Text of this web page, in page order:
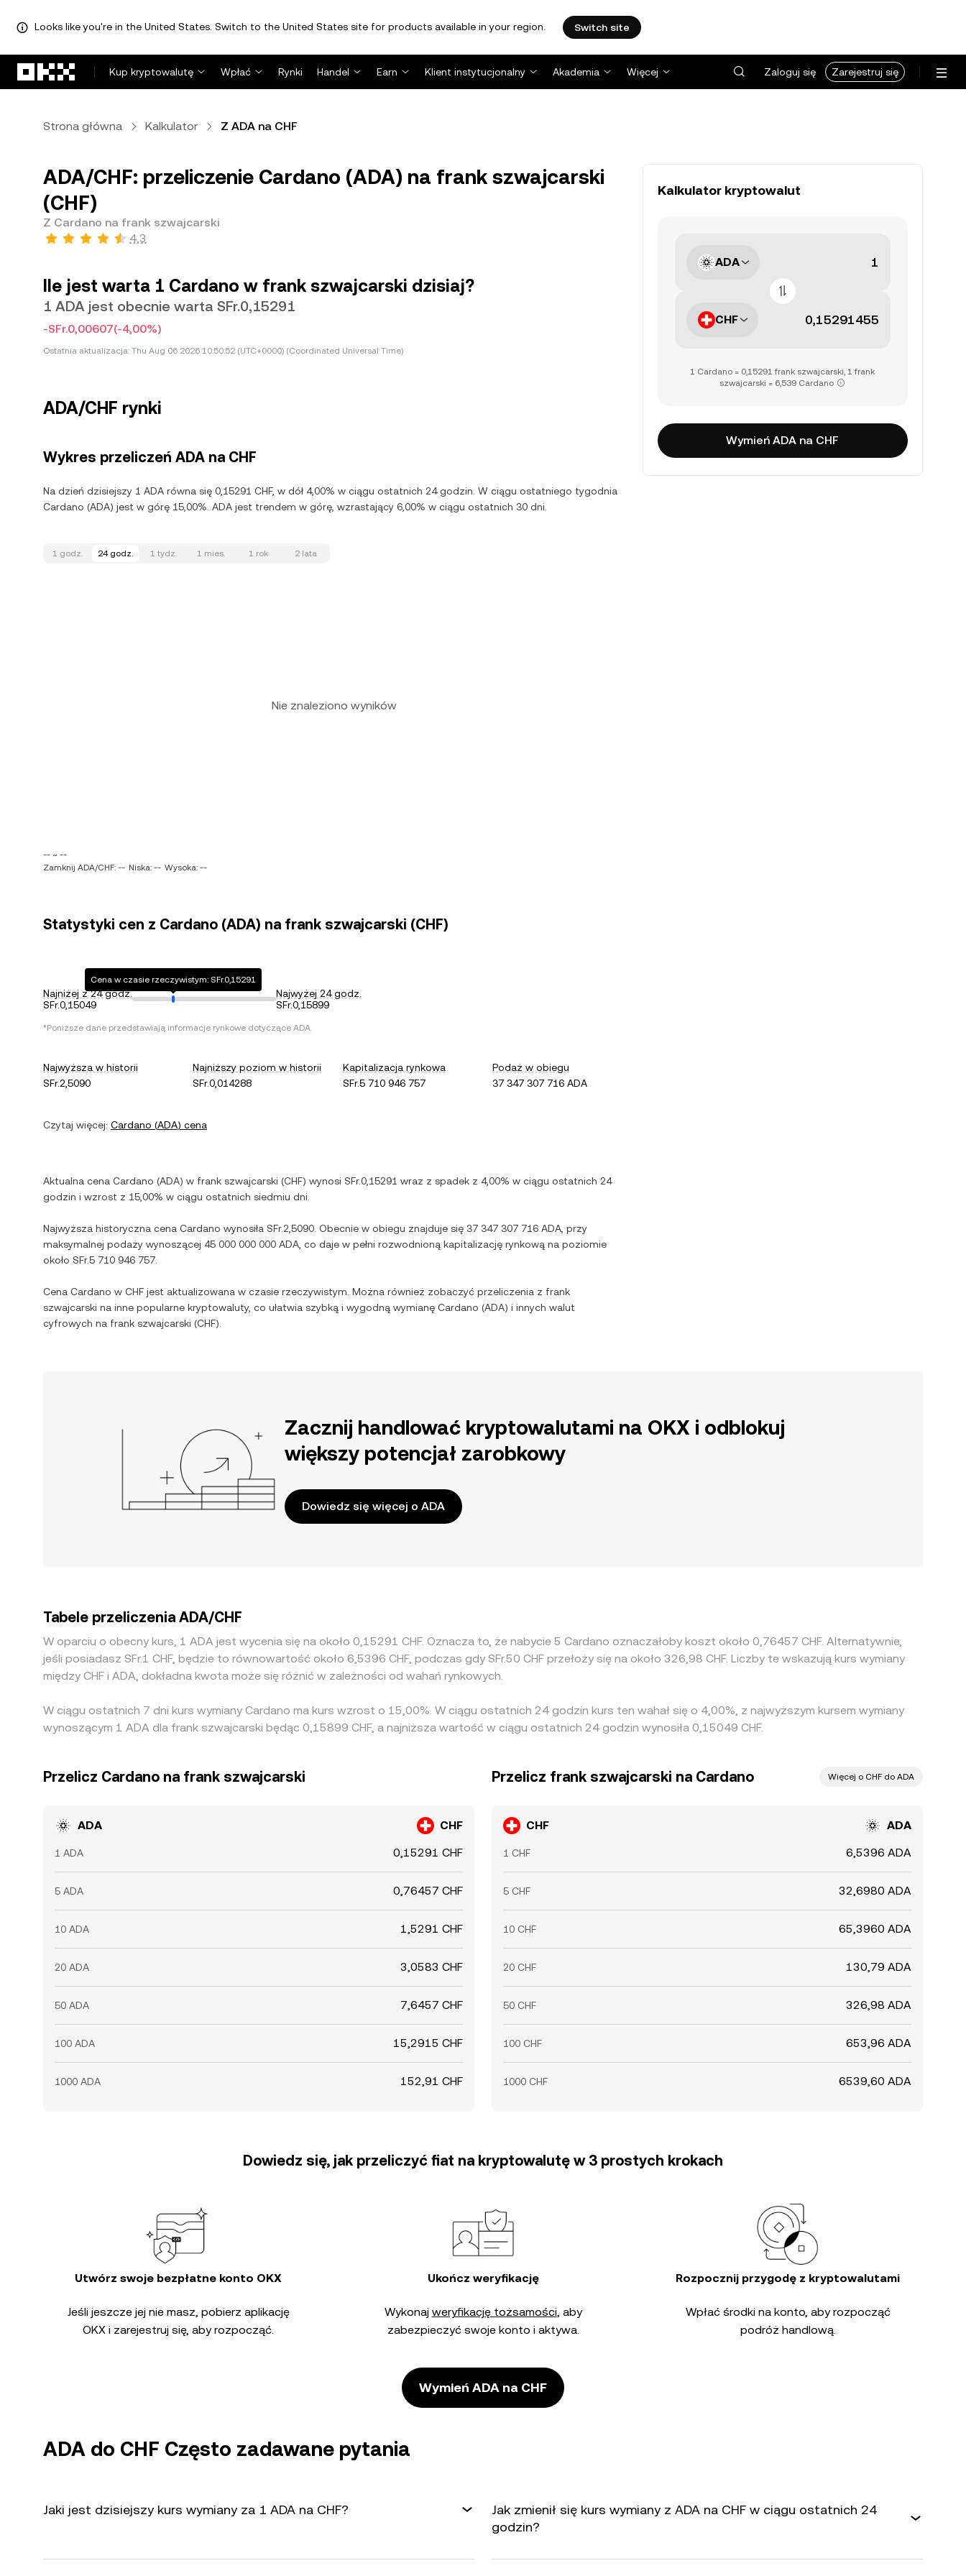
Looks like you're in the United States. Switch to the United States site for products available in your region. Switch site
Kup kryptowalutę
Wpłać Rynki Handel Earn Klient instytucjonalny Akademia Więcej Zaloguj się Zarejestruj się
Strona główna Kalkulator Z ADA na CHF
ADA/CHF: przeliczenie Cardano (ADA) na frank szwajcarski
(CHF)
Z Cardano na frank szwajcarski
4,3
Ile jest warta 1 Cardano w frank szwajcarski dzisiaj?
1 ADA jest obecnie warta SFr.0,15291
-SFr.0,00607(-4,00%)
Ostatnia aktualizacja: Thu Aug 06 2026 10:50:52 (UTC+0000) (Coordinated Universal Time)
ADA/CHF rynki
Wykres przeliczeń ADA na CHF
Na dzień dzisiejszy 1 ADA równa się 0,15291 CHF, w dół 4,00% w ciągu ostatnich 24 godzin. W ciągu ostatniego tygodnia
Cardano (ADA) jest w górę 15,00%. ADA jest trendem w górę, wzrastający 6,00% w ciągu ostatnich 30 dni.
1 godz. 24 godz. 1 tydz. 1 mies. 1 rok 2 lata
Nie znaleziono wyników
-- ~ --
Zamknij ADA/CHF: -- Niska: -- Wysoka: --
Statystyki cen z Cardano (ADA) na frank szwajcarski (CHF)
Najniżej z 24 godz.
SFr.0,15049
Cena w czasie rzeczywistym: SFr.0,15291
Najwyżej 24 godz.
SFr.0,15899
*Poniższe dane przedstawiają informacje rynkowe dotyczące ADA.
Najwyższa w historii
SFr.2,5090
Najniższy poziom w historii
SFr.0,014288
Kapitalizacja rynkowa
SFr.5 710 946 757
Podaż w obiegu
37 347 307 716 ADA
Czytaj więcej: Cardano (ADA) cena
Aktualna cena Cardano (ADA) w frank szwajcarski (CHF) wynosi SFr.0,15291 wraz z spadek z 4,00% w ciągu ostatnich 24
godzin i wzrost z 15,00% w ciągu ostatnich siedmiu dni.
Najwyższa historyczna cena Cardano wynosiła SFr.2,5090 . Obecnie w obiegu znajduje się 37 347 307 716 ADA , przy
maksymalnej podaży wynoszącej 45 000 000 000 ADA , co daje w pełni rozwodnioną kapitalizację rynkową na poziomie
około SFr.5 710 946 757
Cena Cardano w CHF jest aktualizowana w czasie rzeczywistym. Można również zobaczyć przeliczenia z frank
szwajcarski na inne popularne kryptowaluty, co ułatwia szybką i wygodną wymianę Cardano (ADA) i innych walut
cyfrowych na frank szwajcarski (CHF).
Kalkulator kryptowalut
ADA
CHF
1 Cardano = 0,15291 frank szwajcarski, 1 frank
szwajcarski = 6,539 Cardano
Wymień ADA na CHF
Zacznij handlować kryptowalutami na OKX i odblokuj
większy potencjał zarobkowy
Dowiedz się więcej o ADA
Tabele przeliczenia ADA/CHF
W oparciu o obecny kurs, 1 ADA jest wycenia się na około 0,15291 CHF. Oznacza to, że nabycie 5 Cardano oznaczałoby koszt około 0,76457 CHF. Alternatywnie,
jeśli posiadasz SFr.1 CHF, będzie to równowartość około 6,5396 CHF, podczas gdy SFr.50 CHF przełoży się na około 326,98 CHF. Liczby te wskazują kurs wymiany
między CHF i ADA, dokładna kwota może się różnić w zależności od wahań rynkowych.
W ciągu ostatnich 7 dni kurs wymiany Cardano ma kurs wzrost o 15,00%. W ciągu ostatnich 24 godzin kurs ten wahał się o 4,00%, z najwyższym kursem wymiany
wynoszącym 1 ADA dla frank szwajcarski będąc 0,15899 CHF, a najniższa wartość w ciągu ostatnich 24 godzin wynosiła 0,15049 CHF.
Przelicz Cardano na frank szwajcarski
ADA CHF
1 ADA 0,15291 CHF
5 ADA 0,76457 CHF
10 ADA 1,5291 CHF
20 ADA 3,0583 CHF
50 ADA 7,6457 CHF
100 ADA 15,2915 CHF
1000 ADA 152,91 CHF
Przelicz frank szwajcarski na Cardano Więcej o CHF do ADA
CHF ADA
1 CHF 6,5396 ADA
5 CHF 32,6980 ADA
10 CHF 65,3960 ADA
20 CHF 130,79 ADA
50 CHF 326,98 ADA
100 CHF 653,96 ADA
1000 CHF 6539,60 ADA
Dowiedz się, jak przeliczyć fiat na kryptowalutę w 3 prostych krokach
Utwórz swoje bezpłatne konto OKX
Jeśli jeszcze jej nie masz, pobierz aplikację
OKX i zarejestruj się, aby rozpocząć.
Ukończ weryfikację
Wykonaj weryfikację tożsamości, aby
zabezpieczyć swoje konto i aktywa.
Rozpocznij przygodę z kryptowalutami
Wpłać środki na konto, aby rozpocząć
podróż handlową.
Wymień ADA na CHF
ADA do CHF Często zadawane pytania
Jaki jest dzisiejszy kurs wymiany za 1 ADA na CHF?
Jak zmienił się kurs wymiany z ADA na CHF w ciągu ostatnich 24
godzin?